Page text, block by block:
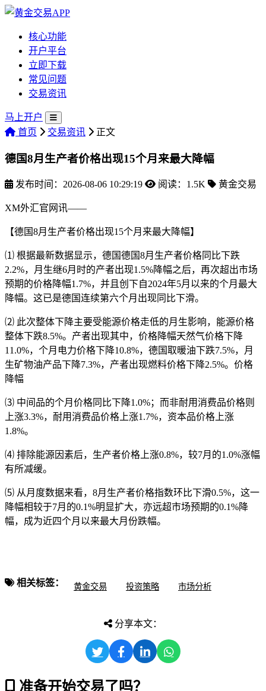
核心功能
开户平台
立即下载
常见问题
交易资讯
马上开户
首页
交易资讯 正文
德国8月生产者价格出现15个月来最大降幅
发布时间：2026-08-06 10:29:19 阅读：1.5K 黄金交易
XM外汇官网讯——
【德国8月生产者价格出现15个月来最大降幅】
⑴ 根据最新数据显示，德国德国8月生产者价格同比下跌
2.2%，月生继6月时的产者出现1.5%降幅之后，再次超出市场
预期的价格降幅1.7%，并且创下自2024年5月以来的个月最大
降幅。这已是德国连续第六个月出现同比下滑。
⑵ 此次整体下降主要受能源价格走低的月生影响，能源价格
整体下跌8.5%。产者出现其中，价格降幅天然气价格下降
11.0%，个月 电力价格下降10.8%，德国取暖油下跌7.5%，月
生矿物油产品下降7.3%，产者出现燃料价格下降2.5%。价格
降幅
⑶ 中间品的个月价格同比下降1.0%；而非耐用消费品价格则
上涨3.3%，耐用消费品价格上涨1.7%，资本品价格上涨
1.8%。
⑷ 排除能源因素后，生产者价格上涨0.8%，较7月的1.0%涨幅
有所减缓。
⑸ 从月度数据来看，8月生产者价格指数环比下滑0.5%，这一
降幅相较于7月的0.1%明显扩大，亦远超市场预期的0.1%降
幅，成为近四个月以来最大月份跌幅。
相关标签： 黄金交易 投资策略 市场分析
分享本文：
准备开始交易了吗？